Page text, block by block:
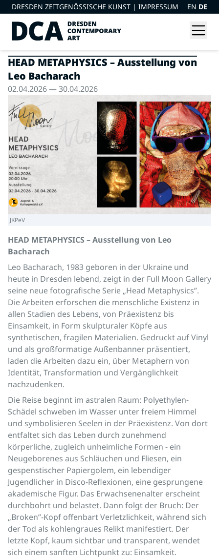
DRESDEN ZEITGENÖSSISCHE KUNST | IMPRESSUM EN DE
HEAD METAPHYSICS – Ausstellung von
Leo Bacharach
02.04.2026 — 30.04.2026
JKPeV
HEAD METAPHYSICS – Ausstellung von Leo
Bacharach
Leo Bacharach, 1983 geboren in der Ukraine und
heute in Dresden lebend, zeigt in der Full Moon Gallery
seine neue fotografische Serie „Head Metaphysics”.
Die Arbeiten erforschen die menschliche Existenz in
allen Stadien des Lebens, von Präexistenz bis
Einsamkeit, in Form skulpturaler Köpfe aus
synthetischen, fragilen Materialien. Gedruckt auf Vinyl
und als großformatige Außenbanner präsentiert,
laden die Arbeiten dazu ein, über Metaphern von
Identität, Transformation und Vergänglichkeit
nachzudenken.
Die Reise beginnt im astralen Raum: Polyethylen-
Schädel schweben im Wasser unter freiem Himmel
und symbolisieren Seelen in der Präexistenz. Von dort
entfaltet sich das Leben durch zunehmend
körperliche, zugleich unheimliche Formen - ein
Neugeborenes aus Schläuchen und Fliesen, ein
gespenstischer Papiergolem, ein lebendiger
Jugendlicher in Disco-Reflexionen, eine gesprungene
akademische Figur. Das Erwachsenenalter erscheint
durchbohrt und belastet. Dann folgt der Bruch: Der
„Broken”-Kopf offenbart Verletzlichkeit, während sich
der Tod als kohlengraues Relikt manifestiert. Der
letzte Kopf, kaum sichtbar und transparent, wendet
sich einem sanften Lichtpunkt zu: Einsamkeit.